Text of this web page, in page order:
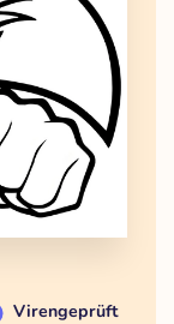
Virengeprüft